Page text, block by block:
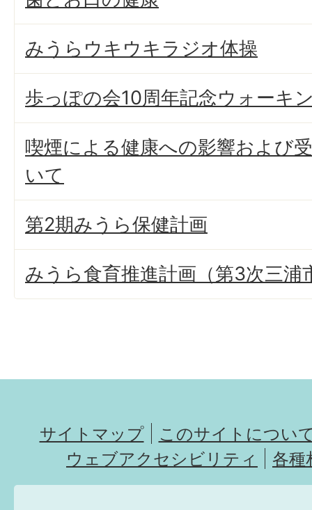
みうらウキウキラジオ体操
歩っぽの会10周年記念ウォーキ
喫煙による健康への影響および
いて
第2期みうら保健計画
みうら食育推進計画（第3次三浦
サイトマップ
このサイトについ
ウェブアクセシビリティ
各種